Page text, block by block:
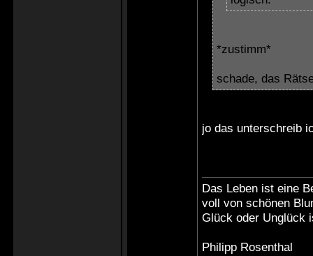
*zustimm*
schade, das
jo das unterschreib
Das Leben ist eine
voll von schönen
Glück oder Unglück
Philipp Rosenthal